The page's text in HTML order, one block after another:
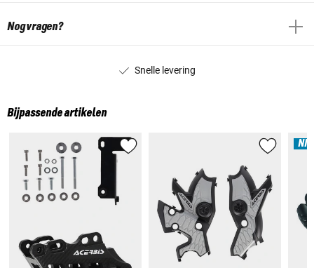
Nog vragen?
Snelle levering
Bijpassende artikelen